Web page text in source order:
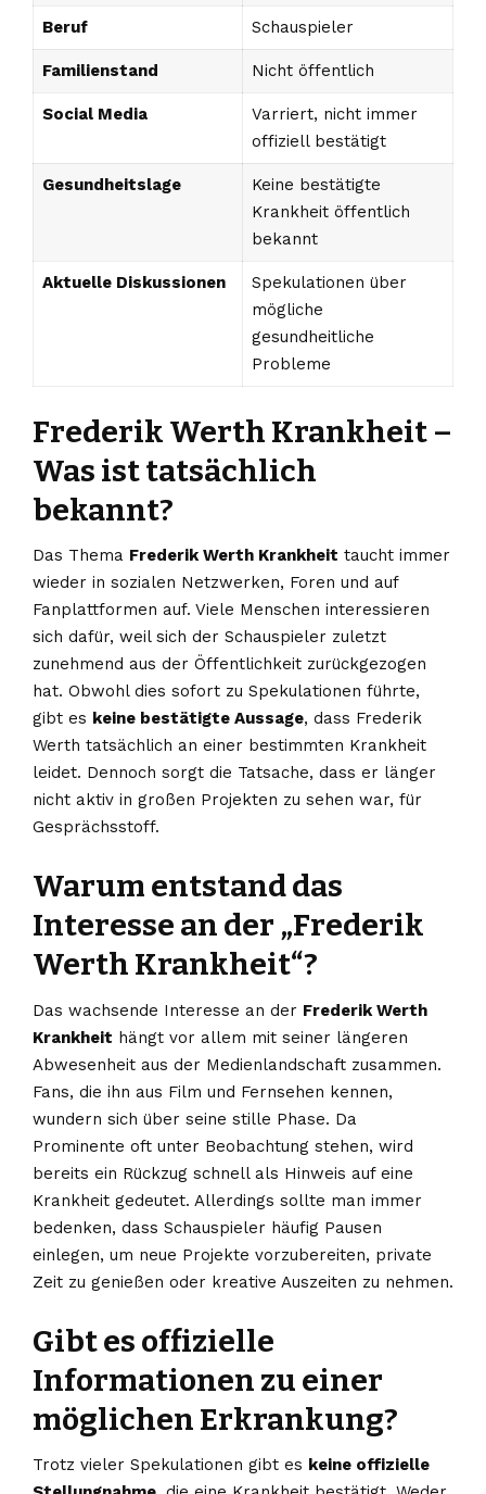
Beruf Schauspieler
Familienstand Nicht öffentlich
Social Media
Varriert, nicht immer
offiziell bestätigt
Gesundheitslage
Keine bestätigte
Krankheit öffentlich
bekannt
Aktuelle Diskussionen
Spekulationen über
mögliche
gesundheitliche
Probleme
Frederik Werth Krankheit –
Was ist tatsächlich
bekannt?
Das Thema Frederik Werth Krankheit taucht immer
wieder in sozialen Netzwerken, Foren und auf
Fanplattformen auf. Viele Menschen interessieren
sich dafür, weil sich der Schauspieler zuletzt
zunehmend aus der Öffentlichkeit zurückgezogen
hat. Obwohl dies sofort zu Spekulationen führte,
gibt es keine bestätigte Aussage, dass Frederik
Werth tatsächlich an einer bestimmten Krankheit
leidet. Dennoch sorgt die Tatsache, dass er länger
nicht aktiv in großen Projekten zu sehen war, für
Gesprächsstoff.
Warum entstand das
Interesse an der „Frederik
Werth Krankheit“?
Das wachsende Interesse an der Frederik Werth
Krankheit hängt vor allem mit seiner längeren
Abwesenheit aus der Medienlandschaft zusammen.
Fans, die ihn aus Film und Fernsehen kennen,
wundern sich über seine stille Phase. Da
Prominente oft unter Beobachtung stehen, wird
bereits ein Rückzug schnell als Hinweis auf eine
Krankheit gedeutet. Allerdings sollte man immer
bedenken, dass Schauspieler häufig Pausen
einlegen, um neue Projekte vorzubereiten, private
Zeit zu genießen oder kreative Auszeiten zu nehmen.
Gibt es offizielle
Informationen zu einer
möglichen Erkrankung?
Trotz vieler Spekulationen gibt es keine offizielle